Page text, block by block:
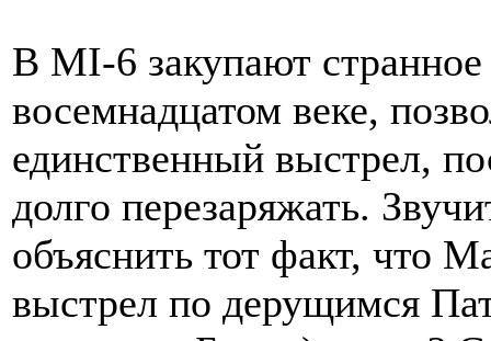
В МI-6 закупают
восемнадцатом веке,
единственный выстрел,
долго перезаряжать.
объяснить тот факт, что
выстрел по дерущимся